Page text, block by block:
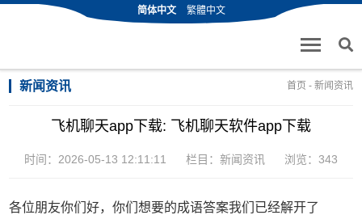
简体中文 繁體中文
新闻资讯 首页 - 新闻资讯
飞机聊天app下载: 飞机聊天软件app下载
时间：2026-05-13 12:11:11 栏目： 新闻资讯 浏览：343
各位朋友你们好，你们想要的成语答案我们已经解开了